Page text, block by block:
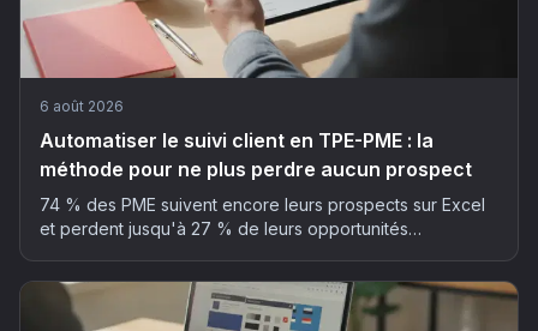
6 août 2026
Automatiser le suivi client en TPE-PME : la
méthode pour ne plus perdre aucun prospect
74 % des PME suivent encore leurs prospects sur Excel
et perdent jusqu'à 27 % de leurs opportunités
son suivi client sans y passer ses soirées.